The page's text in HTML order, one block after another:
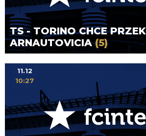
TS - TORINO CHCE
ARNAUTOVICIA(5)
11.12
10:27